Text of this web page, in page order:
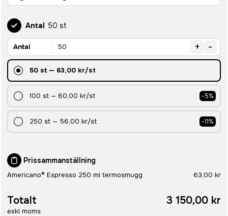
Antal 50 st
Antal + -
50 st— 63,00 kr/st
100 st — 60,00 kr/st -5%
250 st — 56,00 kr/st -11%
Prissammanställning
Americano® Espresso 250 ml termosmugg 63,00 kr
Totalt
exkl moms
3 150,00 kr